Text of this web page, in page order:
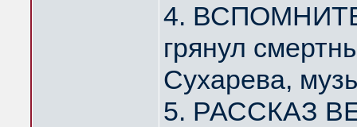
4.
грянул
Сухарева,
5. РАССКАЗ